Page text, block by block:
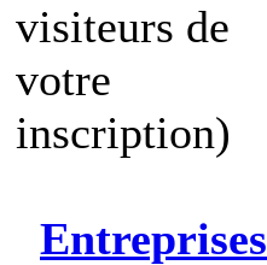
visiteurs de
votre
inscription)
Entreprises